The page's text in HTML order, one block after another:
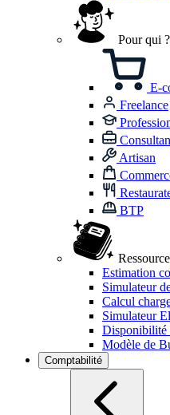
Pour qui ?
E-
Freelance
Artisan
BTP
Estimation
Simulateur
Calcul
Simulateur
Disponibilité
Modèle de
Comptabilité